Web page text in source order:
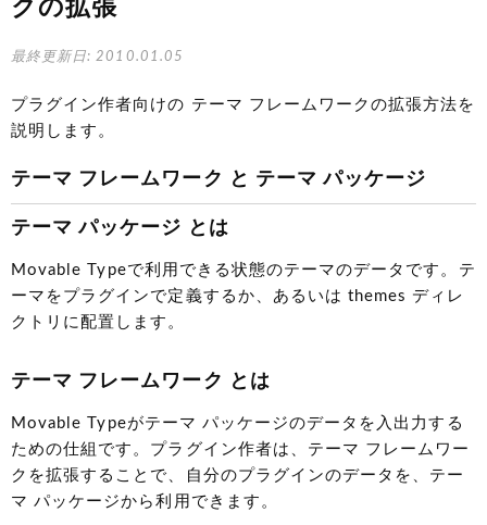
クの拡張
最終更新日: 2010.01.05
プラグイン作者向けの テーマ フレームワークの拡張方法を
説明します。
テーマ フレームワーク と テーマ パッケージ
テーマ パッケージ とは
Movable Typeで利用できる状態のテーマのデータです。テ
ーマをプラグインで定義するか、あるいは themes ディレ
クトリに配置します。
テーマ フレームワーク とは
Movable Typeがテーマ パッケージのデータを入出力する
ための仕組です。プラグイン作者は、テーマ フレームワー
クを拡張することで、自分のプラグインのデータを、テー
マ パッケージから利用できます。